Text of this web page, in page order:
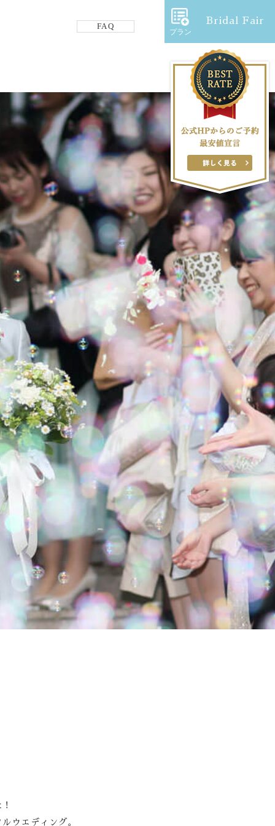
FAQ
プラン
Bridal Fair
フロアガイド
ギャラリー
アクセス
紹介キャンペーン
採用情報
成約者サイト
Bridal Fair
Youtube
ウエディング。